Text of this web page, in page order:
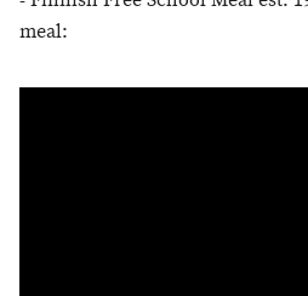
meal: